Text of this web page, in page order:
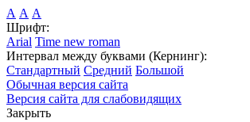
А А А
Шрифт:
Arial Time new roman
Интервал между буквами (Кернинг):
Стандартный Средний Большой
Обычная версия сайта
Версия сайта для слабовидящих
Закрыть